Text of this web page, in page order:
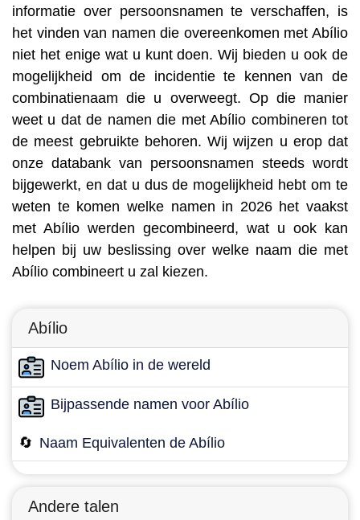
informatie over persoonsnamen te verschaffen, is
het vinden van namen die overeenkomen met Abílio
niet het enige wat u kunt doen. Wij bieden u ook de
mogelijkheid om de incidentie te kennen van de
combinatienaam die u overweegt. Op die manier
weet u dat de namen die met Abílio combineren tot
de meest gebruikte behoren. Wij wijzen u erop dat
onze databank van persoonsnamen steeds wordt
bijgewerkt, en dat u dus de mogelijkheid hebt om te
weten te komen welke namen in 2026 het vaakst
met Abílio werden gecombineerd, wat u ook kan
helpen bij uw beslissing over welke naam die met
Abílio combineert u zal kiezen.
Abílio
Noem Abílio in de wereld
Bijpassende namen voor Abílio
🔄 Naam Equivalenten de Abílio
Andere talen